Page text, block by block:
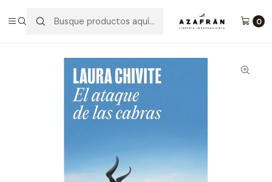
0
Narrativa
El Ataque De Las Cabras